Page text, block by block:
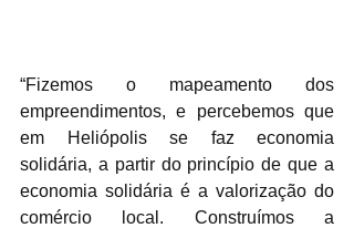
“Fizemos o mapeamento dos
empreendimentos, e percebemos que
em Heliópolis se faz economia
solidária, a partir do princípio de que a
economia solidária é a valorização do